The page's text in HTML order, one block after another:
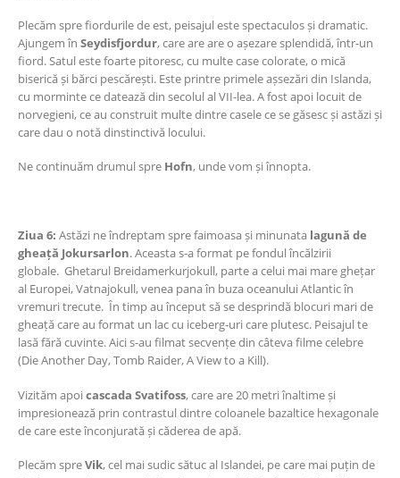
Plecăm spre fiordurile de est, peisajul este spectaculos și dramatic.
Ajungem în Seydisfjordur, care are are o așezare splendidă, într-un
fiord. Satul este foarte pitoresc, cu multe case colorate, o mică
biserică și bărci pescărești. Este printre primele așsezări din Islanda,
cu morminte ce datează din secolul al VII-lea. A fost apoi locuit de
norvegieni, ce au construit multe dintre casele ce se găsesc și astăzi și
care dau o notă dinstinctivă locului.
Ne continuăm drumul spre Hofn, unde vom și înnopta.
Ziua 6: Astăzi ne îndreptam spre faimoasa și minunata lagună de
gheață Jokursarlon. Aceasta s-a format pe fondul încălzirii
globale. Ghetarul Breidamerkurjokull, parte a celui mai mare ghețar
al Europei, Vatnajokull, venea pana în buza oceanului Atlantic în
vremuri trecute. În timp au început să se desprindă blocuri mari de
gheață care au format un lac cu iceberg-uri care plutesc. Peisajul te
lasă fără cuvinte. Aici s-au filmat secvențe din câteva filme celebre
(Die Another Day, Tomb Raider, A View to a Kill).
Vizităm apoicascada Svatifoss, care are 20 metri înaltime și
impresionează prin contrastul dintre coloanele bazaltice hexagonale
de care este înconjurată și căderea de apă.
Plecăm spreVik, cel mai sudic sătuc al Islandei, pe care mai puțin de